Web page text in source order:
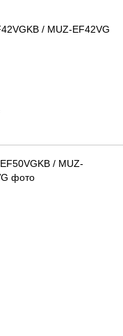
/ MUZ-EF42VG